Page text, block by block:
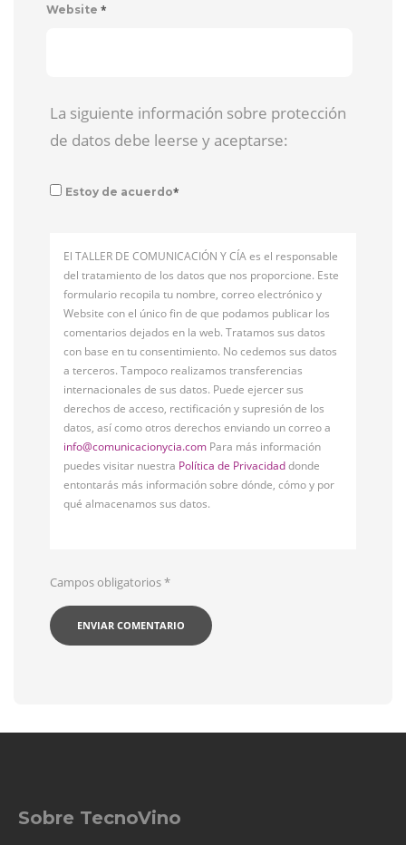
Website *
La siguiente información sobre protección
de datos debe leerse y aceptarse:
Estoy de acuerdo*
El TALLER DE COMUNICACIÓN Y CÍA es el responsable
del tratamiento de los datos que nos proporcione. Este
formulario recopila tu nombre, correo electrónico y
Website con el único fin de que podamos publicar los
comentarios dejados en la web. Tratamos sus datos
con base en tu consentimiento. No cedemos sus datos
a terceros. Tampoco realizamos transferencias
internacionales de sus datos. Puede ejercer sus
derechos de acceso, rectificación y supresión de los
datos, así como otros derechos enviando un correo a
info@comunicacionycia.com Para más información
puedes visitar nuestra Política de Privacidaddonde
entontarás más información sobre dónde, cómo y por
qué almacenamos sus datos.
Campos obligatorios*
Sobre TecnoVino